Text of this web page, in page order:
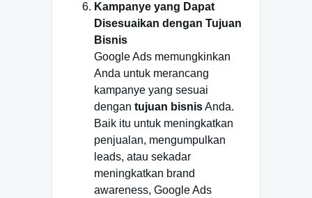
Kampanye yang Dapat
Disesuaikan dengan Tujuan
Bisnis
Google Ads memungkinkan
Anda untuk merancang
kampanye yang sesuai
dengan tujuan bisnisAnda.
Baik itu untuk meningkatkan
penjualan, mengumpulkan
leads, atau sekadar
meningkatkan brand
awareness, Google Ads